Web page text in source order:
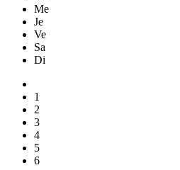
Me
Je
Ve
Sa
Di
1
2
3
4
5
6